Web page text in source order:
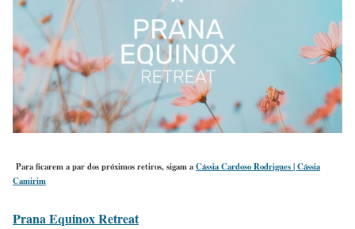
Para ficarem a par dos próximos retiros, sigam aCássia Cardoso Rodrigues | Cássia
Camirim
Prana Equinox Retreat